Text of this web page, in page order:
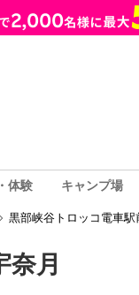
体験 キャンプ場
黒部峡谷トロッコ電車
月